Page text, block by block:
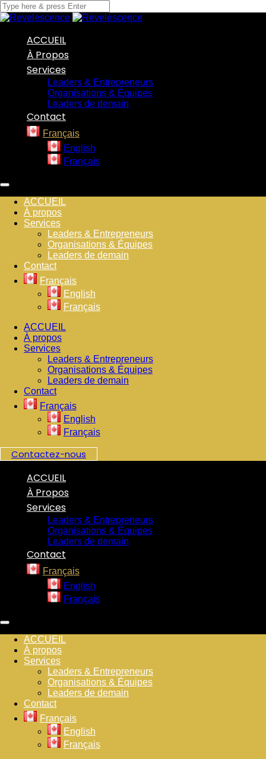
ACCUEIL
À Propos
Services
Leaders & Entrepreneurs
Organisations & Équipes
Leaders de demain
Contact
Français
English
Français
ACCUEIL
À propos
Services
Leaders & Entrepreneurs
Organisations & Équipes
Leaders de demain
Contact
Français
English
Français
ACCUEIL
À propos
Services
Leaders & Entrepreneurs
Organisations & Équipes
Leaders de demain
Contact
Français
English
Français
Contactez-nous
ACCUEIL
À Propos
Services
Leaders & Entrepreneurs
Organisations & Équipes
Leaders de demain
Contact
Français
English
Français
ACCUEIL
À propos
Services
Leaders & Entrepreneurs
Organisations & Équipes
Leaders de demain
Contact
Français
English
Français